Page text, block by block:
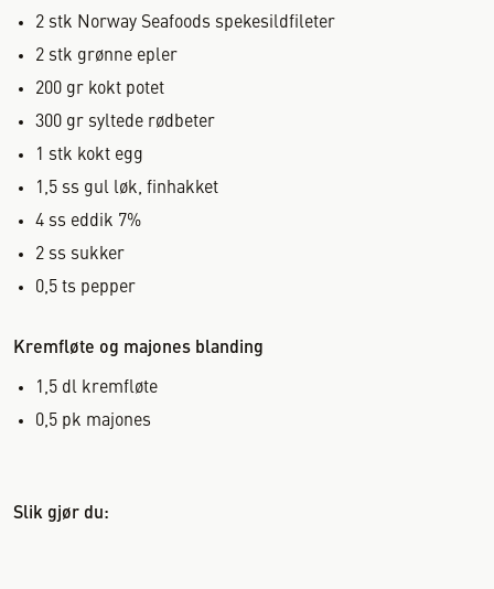
2 stk Norway Seafoods spekesildfileter
2 stk grønne epler
200 gr kokt potet
300 gr syltede rødbeter
1
stk kokt egg
1,5 ss gul løk, finhakket
4 ss eddik 7%
2 ss sukker
0,5 ts pepper
Kremfløte og majones blanding
1,5 dl kremfløte
0,5 pk majones
Slik gjør du: